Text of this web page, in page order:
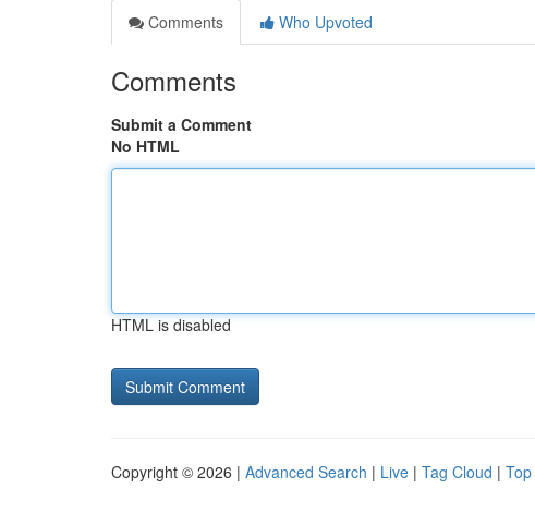
Comments
Who Upvoted
Comments
Submit a Comment
No HTML
HTML is disabled
Copyright © 2026 | Advanced Search | Live | Tag Cloud |